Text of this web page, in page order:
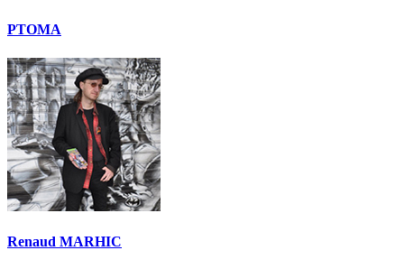
PTOMA
Renaud MARHIC